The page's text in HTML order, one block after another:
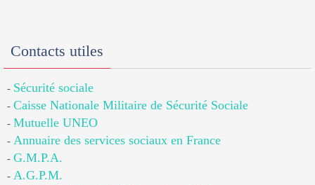
Contacts utiles
- Sécurité sociale
- Caisse Nationale Militaire de Sécurité Sociale
- Mutuelle UNEO
- Annuaire des services sociaux en France
- G.M.P.A.
- A.G.P.M.